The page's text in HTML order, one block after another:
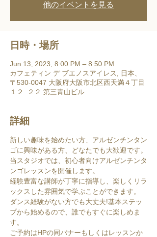
他のイベントを見る
日時・場所
Jun 13, 2023, 8:00 PM – 8:50 PM
カフェティン デ ブエノスアイレス, 日本、
〒530-0047 大阪府大阪市北区西天満４丁目
１２−２２ 第三青山ビル
詳細
新しい趣味を始めたい方、アルゼンチンタン
ゴに興味がある方、どなたでも大歓迎です。
当スタジオでは、初心者向けアルゼンチンタ
ンゴレッスンを開催します。
経験豊富な講師が丁寧に指導し、楽しくリラ
ックスした雰囲気で学ぶことができます。
ダンス経験がない方でも大丈夫!基本ステッ
プから始めるので、誰でもすぐに楽しめま
す。
ご予約はHPの同バナーもしくはレッスンか